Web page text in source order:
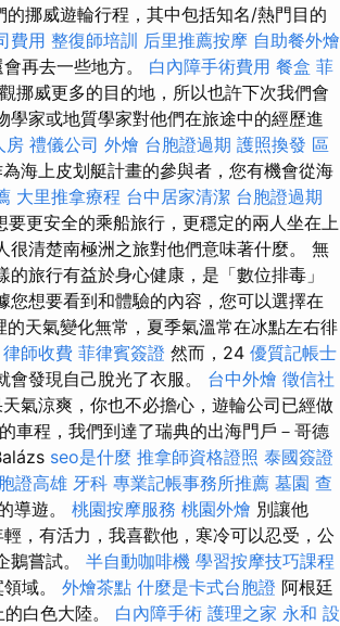
的挪威遊輪行程，其中包括知名/熱門目的
費用 整復師培訓 后里推薦按摩 自助餐外燴
再去一些地方。 白內障手術費用 餐盒 菲
挪威更多的目的地，所以也許下次我們會
家或地質學家對他們在旅途中的經歷進
房 禮儀公司 外燴 台胞證過期 護照換發 區
海上皮划艇計畫的參與者，您有機會從海
大里推拿療程 台中居家清潔 台胞證過期
更安全的乘船旅行，更穩定的兩人坐在上
清楚南極洲之旅對他們意味著什麼。 無
旅行有益於身心健康，是「數位排毒」
想要看到和體驗的內容，您可以選擇在
的天氣變化無常，夏季氣溫常在冰點左右徘
律師收費 菲律賓簽證 然而，24 優質記帳士
發現自己脫光了衣服。 台中外燴 徵信社
氣涼爽，你也不必擔心，遊輪公司已經做
車程，我們到達了瑞典的出海門戶－哥德
seo是什麼 推拿師資格證照 泰國簽證
證高雄 牙科 專業記帳事務所推薦 墓園 查
導遊。 桃園按摩服務 桃園外燴 別讓他
輕，有活力，我喜歡他，寒冷可以忍受，公
鵝嘗試。 半自動咖啡機 學習按摩技巧課程
域。 外燴茶點 什麼是卡式台胞證 阿根廷
白色大陸。 白內障手術 護理之家 永和 設